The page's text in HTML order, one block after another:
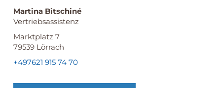
Martina Bitschiné
Vertriebsassistenz
Marktplatz 7
79539 Lörrach
+497621 915 74 70